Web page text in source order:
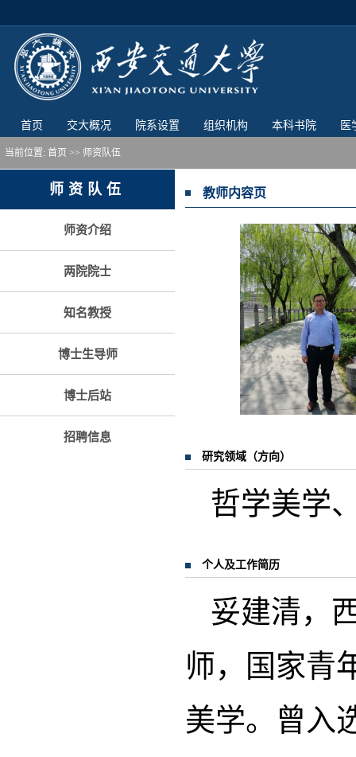
首页 交大概况 院系设置 组织机构 本科书院 医
当前位置: 首页 >> 师资队伍
师资队伍
师资介绍
两院院士
知名教授
博士生导师
博士后站
招聘信息
教师内容页
研究领域（方向）
哲学美学
个人及工作简历
妥建清，
师，国家青
美学。曾入